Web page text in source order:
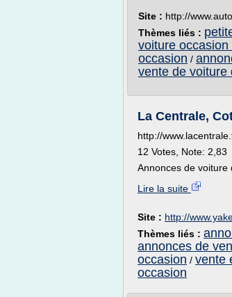
Site : http://
Thèmes liés :
voiture
occasion /
vente de voiture
La Centrale,
http://
12 Votes, Note: 2,83
Annonces de voiture
Lire la suite
Site : http://
Thèmes liés :
annonces de
occasion / vente
occasion